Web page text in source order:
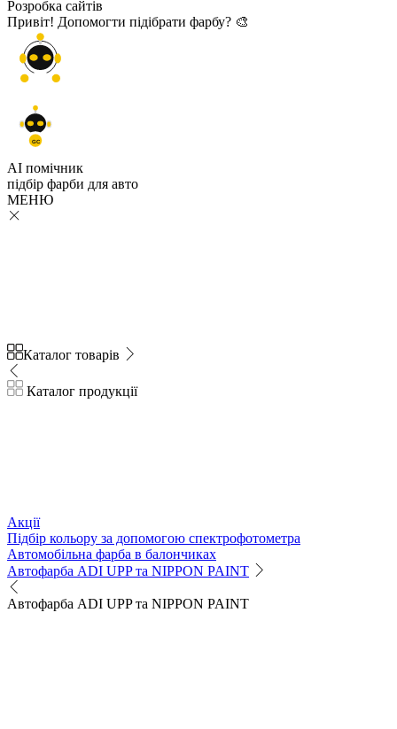
Розробка сайтів
Привіт! Допомогти підібрати фарбу? 🎨
GC
AI помічник
підбір фарби для авто
МЕНЮ
Каталог товарів
Каталог продукції
Акції
Підбір кольору за допомогою спектрофотометра
Автомобільна фарба в балончиках
Автофарба ADI UPP та NIPPON PAINT
Автофарба ADI UPP та NIPPON PAINT